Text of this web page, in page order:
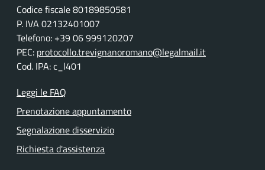
Codice fiscale 80189850581
P. IVA 02132401007
Telefono: +39 06 999120207
PEC: protocollo.trevignanoromano@legalmail.it
Cod. IPA: c_l401
Leggi le FAQ
Prenotazione appuntamento
Segnalazione disservizio
Richiesta d'assistenza